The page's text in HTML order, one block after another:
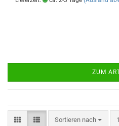
ZUM
Sortieren nach
Sortieren nach